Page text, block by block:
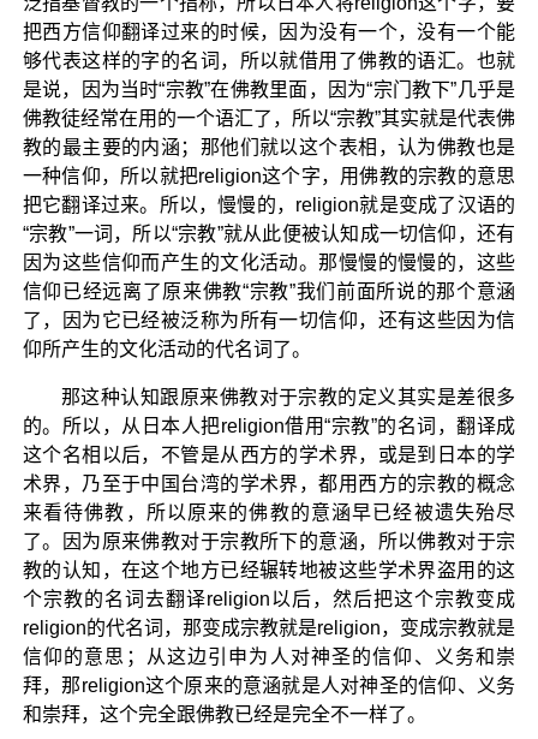
把西方信仰翻译过来的时候，因为没有一个，没有一个能
够代表这样的字的名词，所以就借用了佛教的语汇。也就
是说，因为当时“宗教”在佛教里面，因为“宗门教下”几乎是
佛教徒经常在用的一个语汇了，所以“宗教”其实就是代表佛
教的最主要的内涵；那他们就以这个表相，认为佛教也是
一种信仰，所以就把religion这个字，用佛教的宗教的意思
把它翻译过来。所以，慢慢的，religion就是变成了汉语的
“宗教”一词，所以“宗教”就从此便被认知成一切信仰，还有
因为这些信仰而产生的文化活动。那慢慢的慢慢的，这些
信仰已经远离了原来佛教“宗教”我们前面所说的那个意涵
了，因为它已经被泛称为所有一切信仰，还有这些因为信
仰所产生的文化活动的代名词了。
那这种认知跟原来佛教对于宗教的定义其实是差很多
的。所以，从日本人把religion借用“宗教”的名词，翻译成
这个名相以后，不管是从西方的学术界，或是到日本的学
术界，乃至于中国台湾的学术界，都用西方的宗教的概念
来看待佛教，所以原来的佛教的意涵早已经被遗失殆尽
了。因为原来佛教对于宗教所下的意涵，所以佛教对于宗
教的认知，在这个地方已经辗转地被这些学术界盗用的这
个宗教的名词去翻译religion以后，然后把这个宗教变成
religion的代名词，那变成宗教就是religion，变成宗教就是
信仰的意思；从这边引申为人对神圣的信仰、义务和崇
拜，那religion这个原来的意涵就是人对神圣的信仰、义务
和崇拜，这个完全跟佛教已经是完全不一样了。